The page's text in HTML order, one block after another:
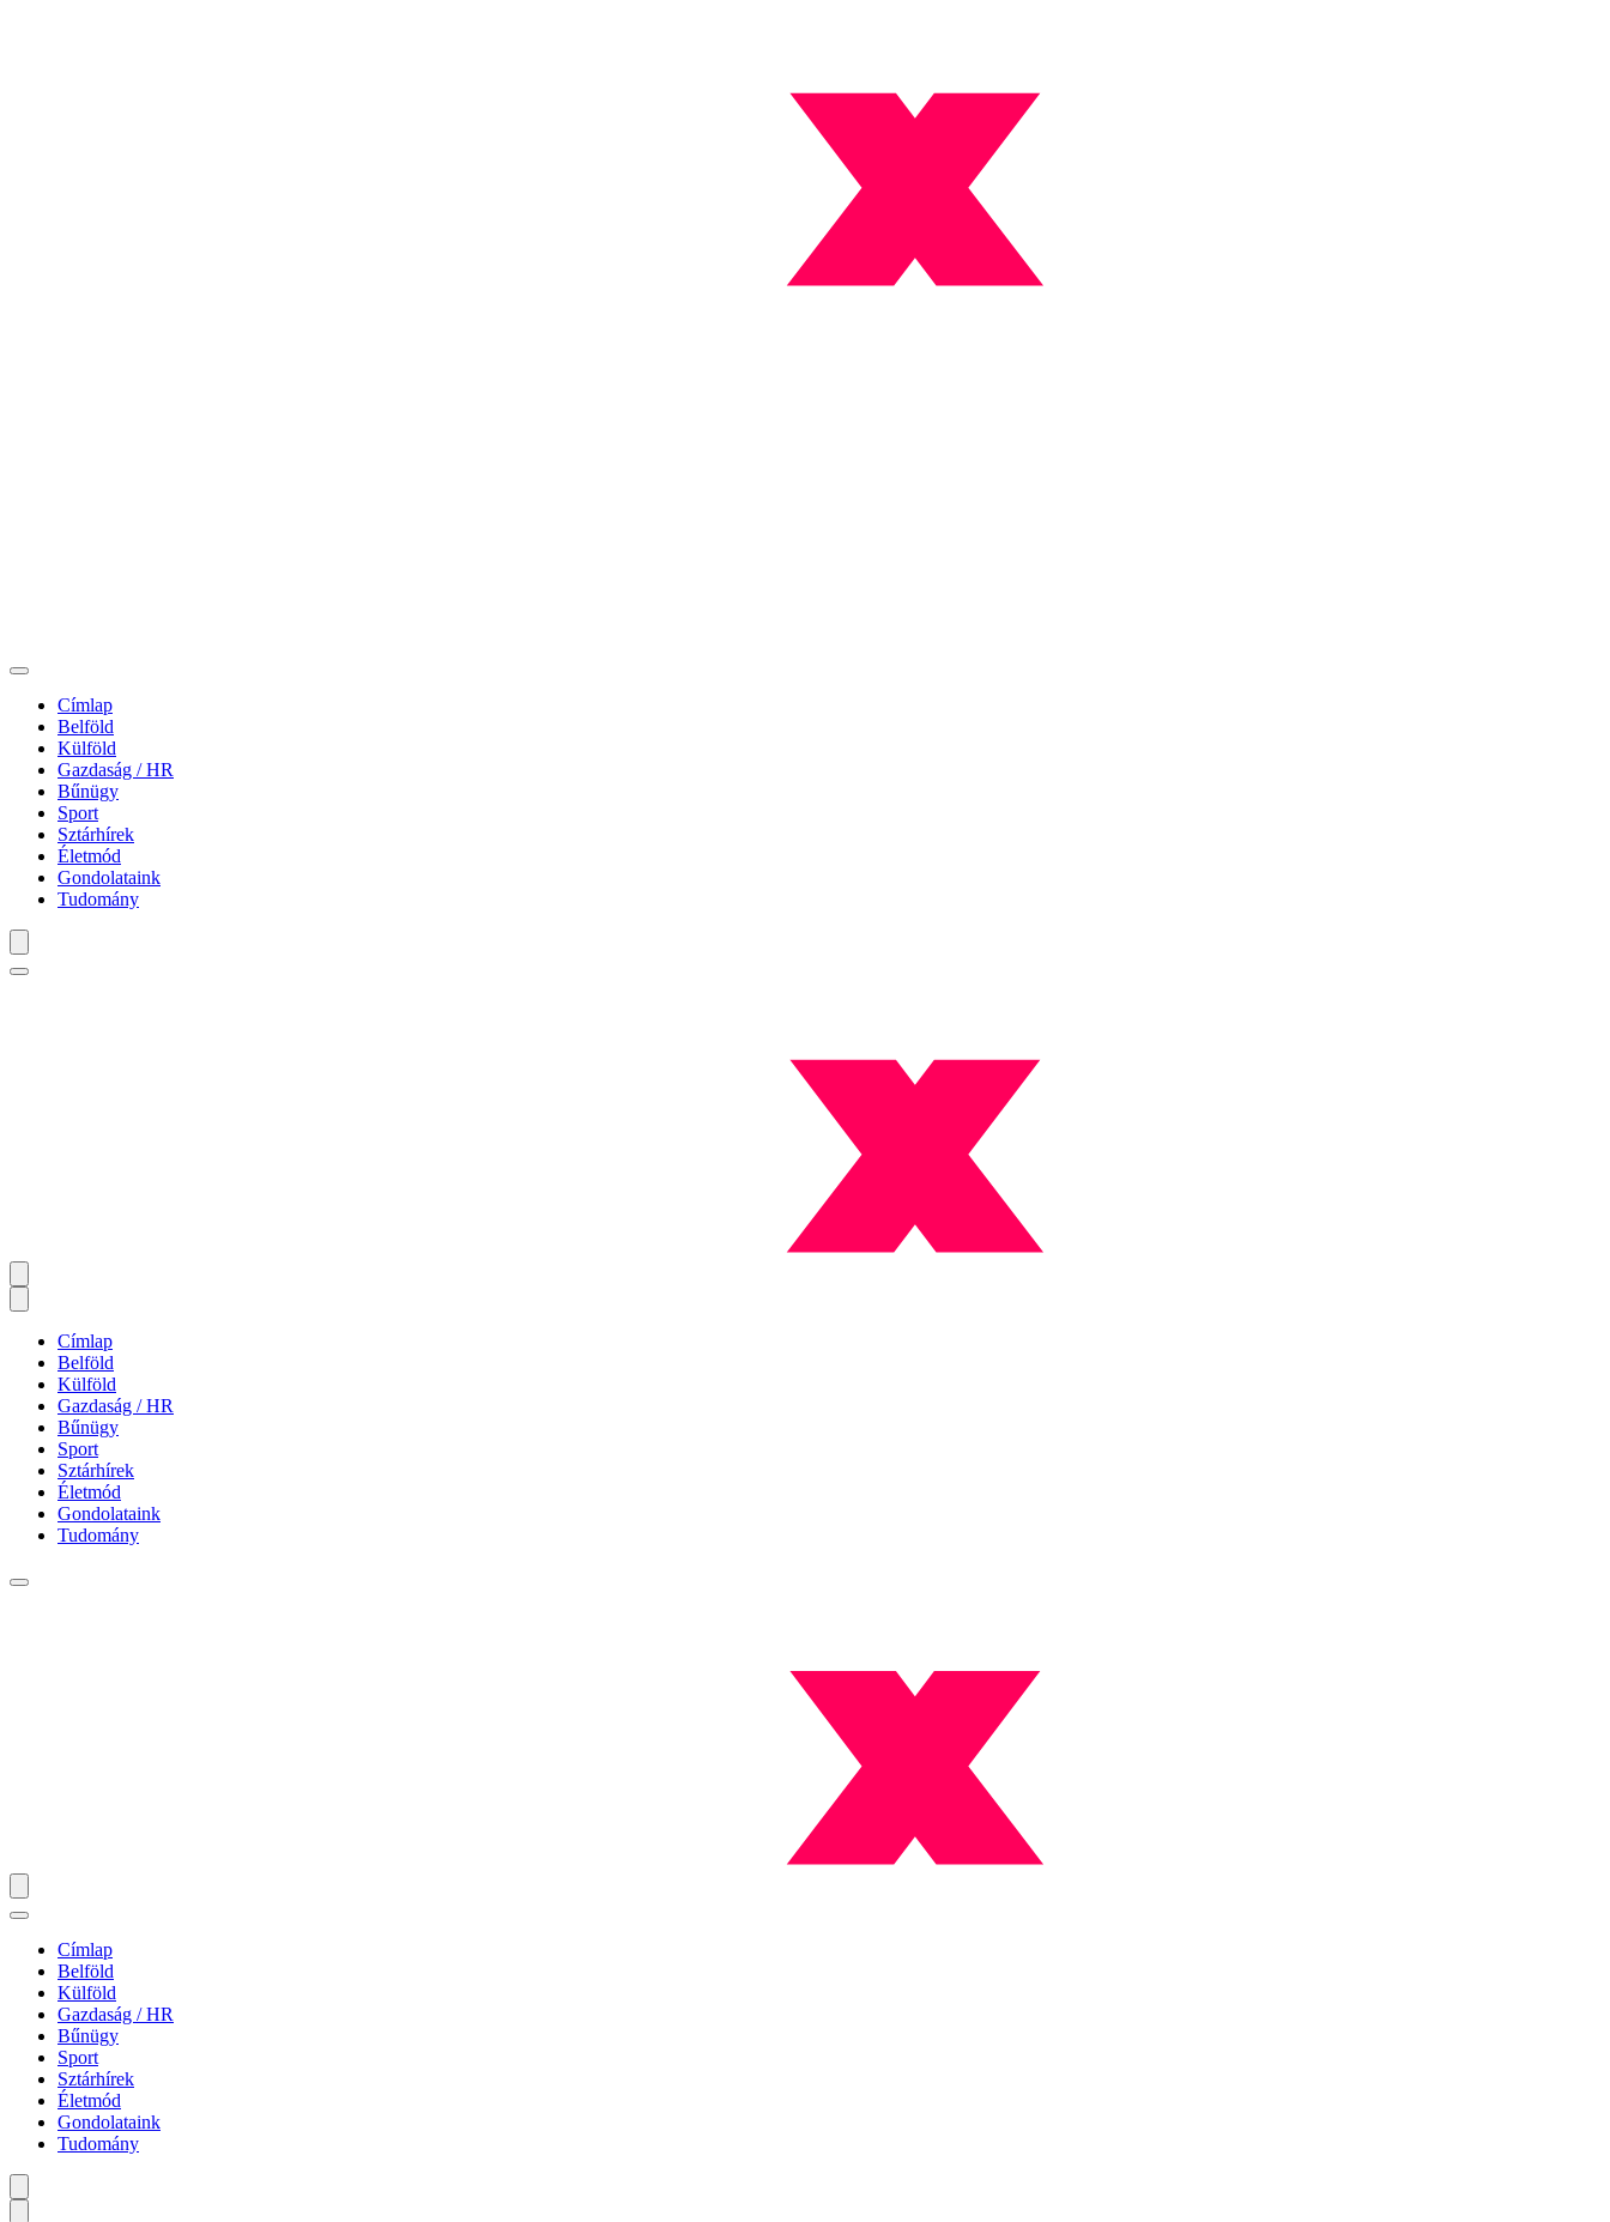
Címlap
Belföld
Külföld
Gazdaság / HR
Bűnügy
Sport
Sztárhírek
Életmód
Gondolataink
Tudomány
Címlap
Belföld
Külföld
Gazdaság / HR
Bűnügy
Sport
Sztárhírek
Életmód
Gondolataink
Tudomány
Címlap
Belföld
Külföld
Gazdaság / HR
Bűnügy
Sport
Sztárhírek
Életmód
Gondolataink
Tudomány